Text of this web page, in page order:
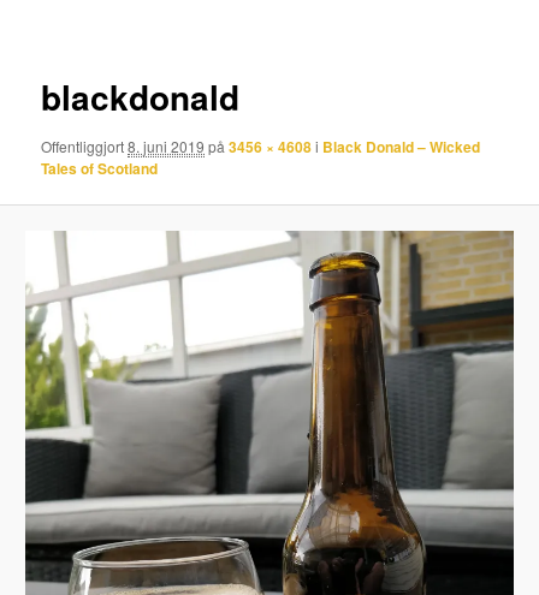
blackdonald
Offentliggjort8. juni 2019 på3456 × 4608i Black Donald – Wicked
Tales of Scotland